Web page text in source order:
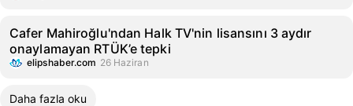
Cafer Mahiroğlu'ndan Halk TV'nin lisansını 3 aydır
onaylamayan RTÜK’e tepki
elipshaber.com 26 Haziran
Daha fazla oku